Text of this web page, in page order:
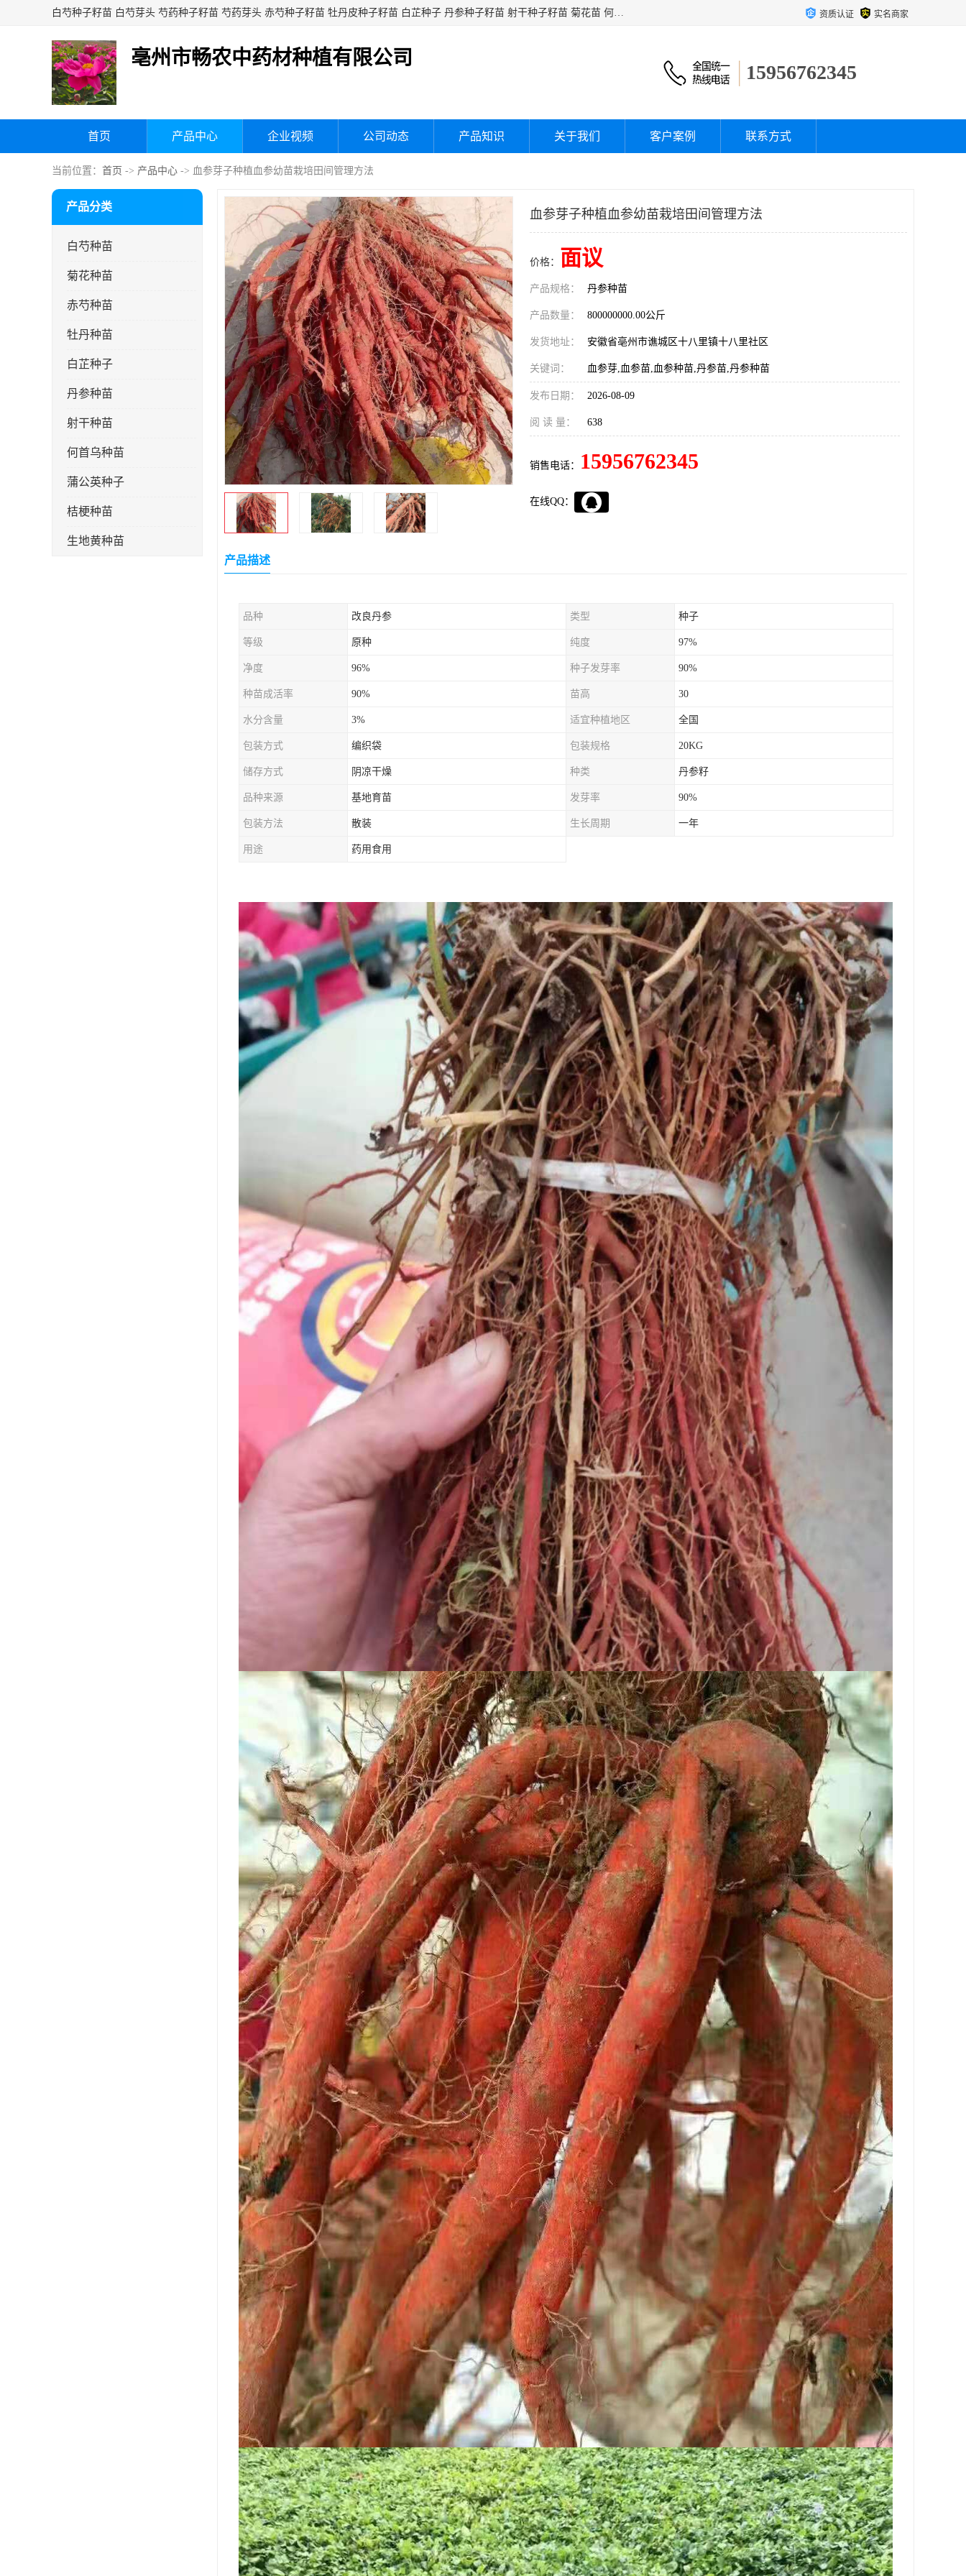
白芍种子籽苗 白芍芽头 芍药种子籽苗 芍药芽头 赤芍种子籽苗 牡丹皮种子籽苗 白芷种子 丹参种子籽苗 射干种子籽苗 菊花苗 何乌苗 蒲公英种子 桔梗种子籽苗 生地黄芽苗 玄参芽苗 元参芽苗 黑参芽苗 紫苑芽 紫菀苗 板蓝根种子 板兰根籽 大青叶种子 大青根种苗 防风种子 夏枯草种子 夏枯球籽 知母种子籽苗 白术种子 白术籽苗 薄荷种子籽苗 红花种子籽油 资质认证 实名商家
亳州市畅农中药材种植有限公司
15956762345
首页 产品中心 企业视频 公司动态 产品知识 关于我们 客户案例 联系方式
当前位置： 首页 -> 产品中心 -> 血参芽子种植血参幼苗栽培田间管理方法
产品分类
白芍种苗
菊花种苗
赤芍种苗
牡丹种苗
白芷种子
丹参种苗
射干种苗
何首乌种苗
蒲公英种子
桔梗种苗
生地黄种苗
血参芽子种植血参幼苗栽培田间管理方法
价格： 面议
产品规格： 丹参种苗
产品数量： 800000000.00公斤
发货地址： 安徽省亳州市谯城区十八里镇十八里社区
关键词： 血参芽,血参苗,血参种苗,丹参苗,丹参种苗
发布日期： 2026-08-09
阅 读 量： 638
销售电话： 15956762345
在线QQ：
产品描述
品种 改良丹参 类型 种子
等级 原种 纯度 97%
净度 96% 种子发芽率 90%
种苗成活率 90% 苗高 30
水分含量 3% 适宜种植地区 全国
包装方式 编织袋 包装规格 20KG
储存方式 阴凉干燥 种类 丹参籽
品种来源 基地育苗 发芽率 90%
包装方法 散装 生长周期 一年
用途 药用食用